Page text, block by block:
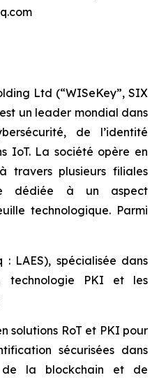
Ltd (“WISeKey”, SIX
un leader mondial dans
de l’identité
IoT. La société opère en
travers plusieurs filiales
dédiée à un aspect
technologique. Parmi
: LAES), spécialisée dans
technologie PKI et les
solutions RoT et PKI pour
sécurisées dans
de la blockchain et de